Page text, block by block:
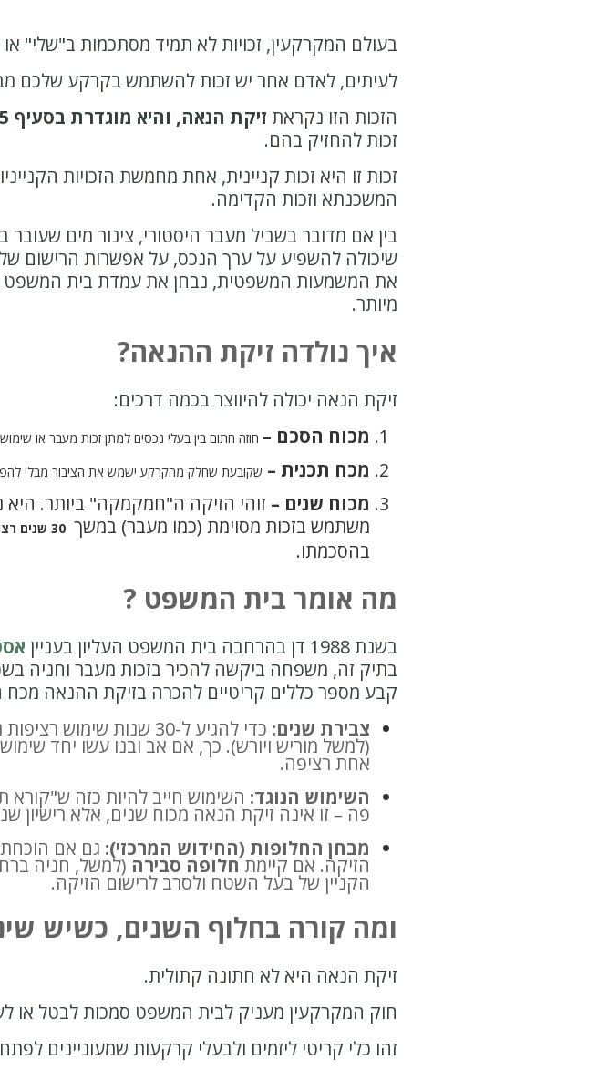
בעולם המקרקעין, זכויות לא תמיד מסתכמות ב"שלי"
לעיתים, לאדם אחר יש זכות להשתמש בקרקע שלכם
הזכות הזו נקראת זיקת הנאה, והיא מוגדרת בסעיף 5
זכות להחזיק בהם.
זכות זו היא זכות קניינית, אחת מחמשת הזכויות
המשכנתא וזכות הקדימה.
בין אם מדובר בשביל מעבר היסטורי, צינור מים
שיכולה להשפיע על ערך הנכס, על אפשרות הרישום
את המשמעות המשפטית, נבחן את עמדת בית המשפט
מיותר.
איך נולדה זיקת ההנאה?
זיקת הנאה יכולה להיווצר בכמה דרכים:
מכוח הסכם – חוזה חתום בין בעלי נכסים למתן זכות מעבר או
מכח תכנית – שקובעת שחלק מהקרקע ישמש את הציבור מבלי
מכוח שנים – זוהי הזיקה ה"חמקמקה" ביותר.
משתמש בזכות מסוימת (כמו מעבר) במשך
בהסכמתו.
מה אומר בית המשפט ?
בשנת 1988 דן בהרחבה בית המשפט העליון בעניין
בתיק זה, משפחה ביקשה להכיר בזכות מעבר וחניה
קבע מספר כללים קריטיים להכרה בזיקת ההנאה מכח
צבירת שנים:
כדי להגיע ל-30 שנות
אחת רציפה.
השימוש הנוגד: השימוש חייב להיות כזה
פה – זו אינה זיקת הנאה מכוח שנים, אלא רישיון
מבחן החלופות (החידוש המרכזי):
הזיקה. אם קיימתחלופה סבירה (למשל, חניה
הקניין של בעל השטח ולסרב לרישום הזיקה.
ומה קורה בחלוף השנים, כשיש
זיקת הנאה היא לא חתונה קתולית.
חוק המקרקעין מעניק לבית המשפט סמכות לבטל או
זהו כלי קריטי ליזמים ולבעלי קרקעות שמעוניינים